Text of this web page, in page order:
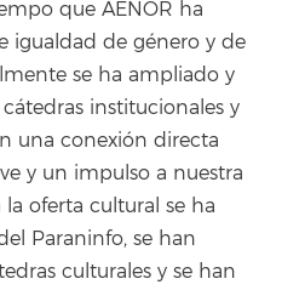
que AENOR ha
igualdad de género y de
se ha ampliado y
institucionales y
una conexión directa
y un impulso a nuestra
oferta cultural se ha
Paraninfo, se han
culturales y se han